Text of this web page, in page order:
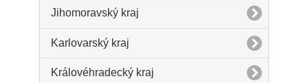
Jihomoravský kraj
Karlovarský kraj
Královéhradecký kraj